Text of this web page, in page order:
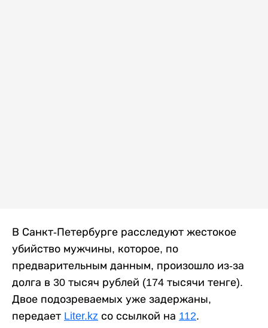
В Санкт-Петербурге расследуют жестокое
убийство мужчины, которое, по
предварительным данным, произошло из-за
долга в 30 тысяч рублей (174 тысячи тенге).
Двое подозреваемых уже задержаны,
передает Liter.kz со ссылкой на 112.